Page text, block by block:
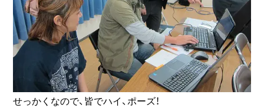
せっかくなので、皆でハイ、ポーズ！